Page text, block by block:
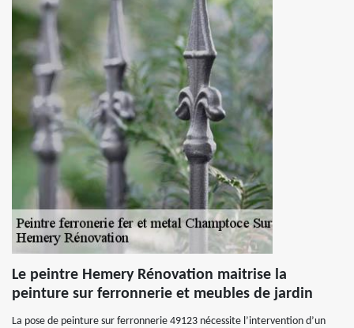
Le peintre Hemery Rénovation maitrise la
peinture sur ferronnerie et meubles de jardin
La pose de peinture sur ferronnerie 49123 nécessite l’intervention d’un